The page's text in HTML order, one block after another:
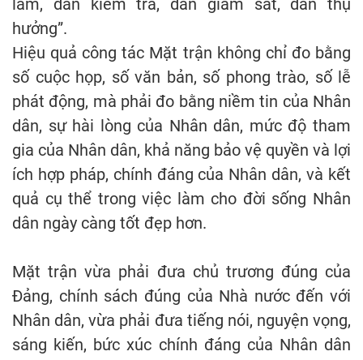
làm, dân kiểm tra, dân giám sát, dân thụ
hưởng”.
Hiệu quả công tác Mặt trận không chỉ đo bằng
số cuộc họp, số văn bản, số phong trào, số lễ
phát động, mà phải đo bằng niềm tin của Nhân
dân, sự hài lòng của Nhân dân, mức độ tham
gia của Nhân dân, khả năng bảo vệ quyền và lợi
ích hợp pháp, chính đáng của Nhân dân, và kết
quả cụ thể trong việc làm cho đời sống Nhân
dân ngày càng tốt đẹp hơn.
Mặt trận vừa phải đưa chủ trương đúng của
Đảng, chính sách đúng của Nhà nước đến với
Nhân dân, vừa phải đưa tiếng nói, nguyện vọng,
sáng kiến, bức xúc chính đáng của Nhân dân